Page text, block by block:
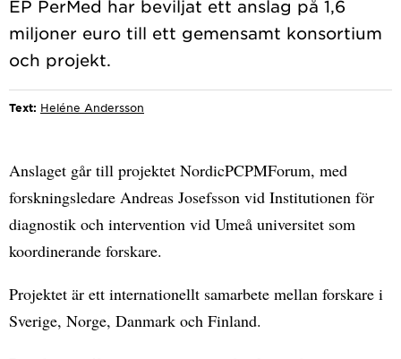
EP PerMed har beviljat ett anslag på 1,6
miljoner euro till ett gemensamt konsortium
Text: Heléne Andersson
Anslaget går till projektet NordicPCPMForum, med
forskningsledare Andreas Josefsson vid Institutionen för
diagnostik och intervention vid Umeå universitet som
koordinerande forskare.
Projektet är ett internationellt samarbete mellan forskare i
Sverige, Norge, Danmark och Finland.